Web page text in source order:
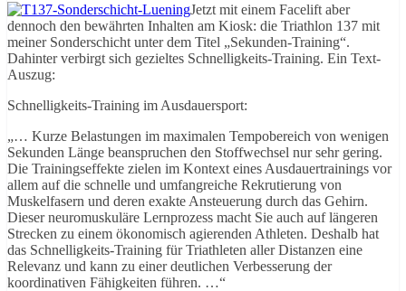
Jetzt mit einem Facelift aber
dennoch den bewährten Inhalten am Kiosk: die Triathlon 137 mit
meiner Sonderschicht unter dem Titel „Sekunden-Training“.
Dahinter verbirgt sich gezieltes Schnelligkeits-Training. Ein Text-
Auszug:
Schnelligkeits-Training im Ausdauersport:
„… Kurze Belastungen im maximalen Tempobereich von wenigen
Sekunden Länge beanspruchen den Stoffwechsel nur sehr gering.
Die Trainingseffekte zielen im Kontext eines Ausdauertrainings vor
allem auf die schnelle und umfangreiche Rekrutierung von
Muskelfasern und deren exakte Ansteuerung durch das Gehirn.
Dieser neuromuskuläre Lernprozess macht Sie auch auf längeren
Strecken zu einem ökonomisch agierenden Athleten. Deshalb hat
das Schnelligkeits-Training für Triathleten aller Distanzen eine
Relevanz und kann zu einer deutlichen Verbesserung der
koordinativen Fähigkeiten führen. …“